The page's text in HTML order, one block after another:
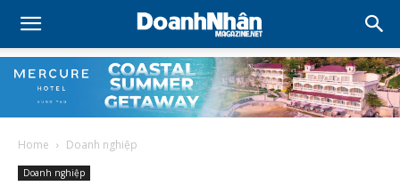
Home Doanh nghiệp
Doanh nghiệp